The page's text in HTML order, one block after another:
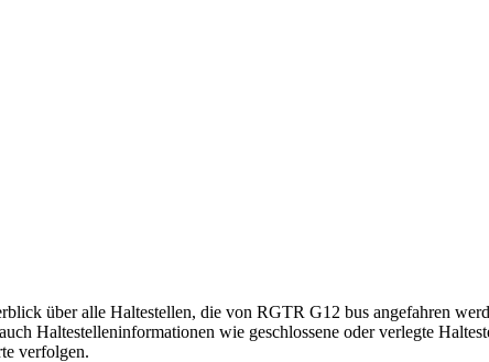
über alle Haltestellen, die von RGTR G12 bus angefahren
Haltestelleninformationen wie geschlossene oder verlegte
verfolgen.